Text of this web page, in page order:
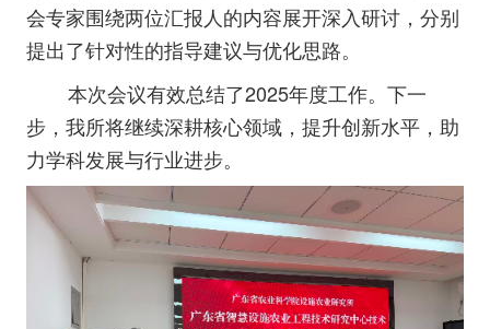
会专家围绕两位汇报人的内容展开深入研讨，分别
提出了针对性的指导建议与优化思路。
本次会议有效总结了2025年度工作。下一
步，我所将继续深耕核心领域，提升创新水平，助
力学科发展与行业进步。